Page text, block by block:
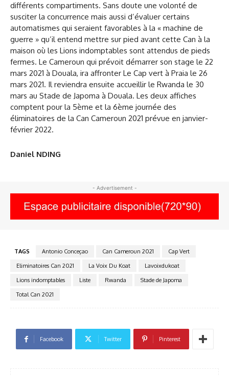
différents compartiments. Sans doute une volonté de
susciter la concurrence mais aussi d’évaluer certains
automatismes qui seraient favorables à la « machine de
guerre » qu’il entend mettre sur pied avant cette Can à la
maison où les Lions indomptables sont attendus de pieds
fermes. Le Cameroun qui prévoit démarrer son stage le 22
mars 2021 à Douala, ira affronter Le Cap vert à Praia le 26
mars 2021. Il reviendra ensuite accueillir le Rwanda le 30
mars au Stade de Japoma à Douala. Les deux affiches
comptent pour la 5ème et la 6ème journée des
éliminatoires de la Can Cameroun 2021 prévue en janvier-
février 2022.
Daniel NDING
- Advertisement -
TAGS Antonio Conceçao Can Cameroun 2021
Cap Vert
Eliminatoires Can 2021
La Voix Du Koat
Lavoixdukoat
Lions indomptables
Liste Rwanda
Stade de Japoma
Total Can 2021
Facebook Twitter Pinterest